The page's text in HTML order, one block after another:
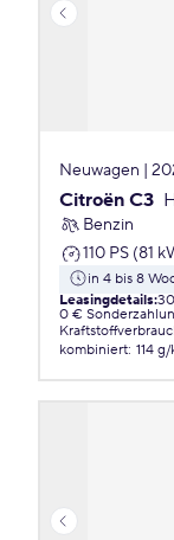
Neuwagen |
Citroën C3
Benzin
110 PS (81
in 4 bis 8
Leasingdetails:
0 €
kombiniert: 114